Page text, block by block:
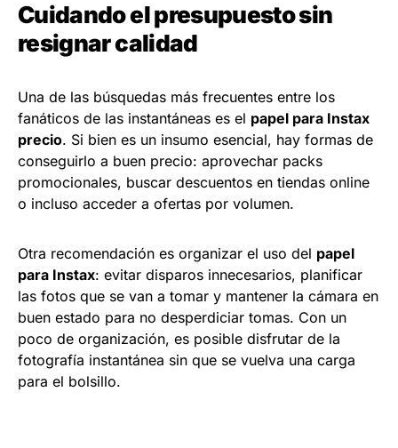
Cuidando el presupuesto sin
resignar calidad
Una de las búsquedas más frecuentes entre los
fanáticos de las instantáneas es el papel para Instax
precio. Si bien es un insumo esencial, hay formas de
conseguirlo a buen precio: aprovechar packs
promocionales, buscar descuentos en tiendas online
o incluso acceder a ofertas por volumen.
Otra recomendación es organizar el uso del papel
para Instax: evitar disparos innecesarios, planificar
las fotos que se van a tomar y mantener la cámara en
buen estado para no desperdiciar tomas. Con un
poco de organización, es posible disfrutar de la
fotografía instantánea sin que se vuelva una carga
para el bolsillo.